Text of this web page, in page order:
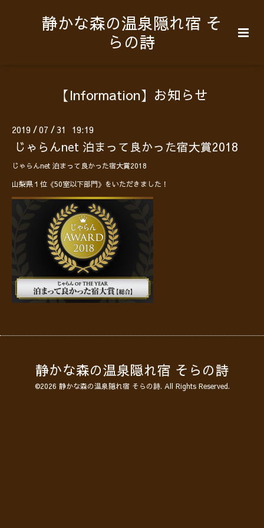
静かな森の温泉隠れ宿 そ
らの詩
【Information】お知らせ
2019 /07 /31 19:19
じゃらんnet 泊まって良かった宿大賞2018
じゃらんnet 泊まって良かった宿大賞2018
山梨県１位《50室以下部門》をいただきました！
静かな森の温泉隠れ宿 そらの詩
©2026 静かな森の温泉隠れ宿 そらの詩. All Rights Reserved.